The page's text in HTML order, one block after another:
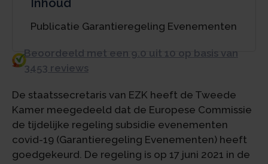
Inhoud
Publicatie Garantieregeling Evenementen
Beoordeeld met een 9.0 uit 10 op basis van
3453 reviews
De staatssecretaris van EZK heeft de Tweede
Kamer meegedeeld dat de Europese Commissie
de tijdelijke regeling subsidie evenementen
covid-19 (Garantieregeling Evenementen) heeft
goedgekeurd. De regeling is op 17 juni 2021 in de